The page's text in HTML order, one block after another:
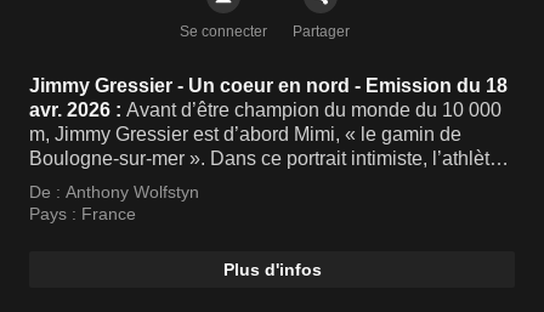
Se connecter Partager
Jimmy Gressier - Un coeur en nord - Emission du 18
avr. 2026 : Avant d’être champion du monde du 10 000
m, Jimmy Gressier est d’abord Mimi, « le gamin de
Boulogne-sur-mer ». Dans ce portrait intimiste, l’athlète
raconte pour la première fois son histoire, sa famille et
ses années à vivre avec les gens du voyage, les rues de
De : Anthony Wolfstyn
Pays : France
Plus d'infos